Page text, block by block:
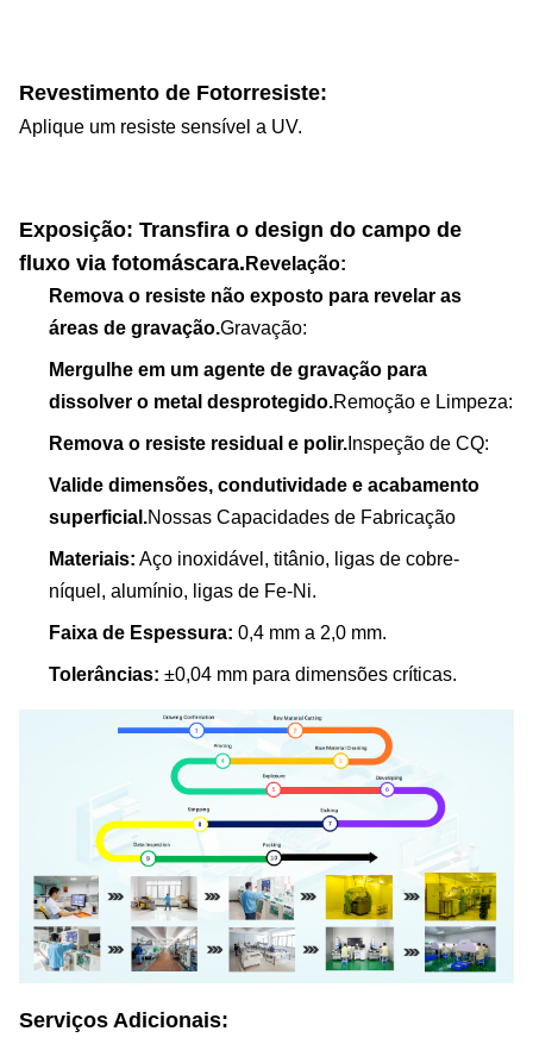
Revestimento de Fotorresiste:
Aplique um resiste sensível a UV.
Exposição: Transfira o design do campo de
fluxo via fotomáscara. Revelação:
Remova o resiste não exposto para revelar as
áreas de gravação.Gravação:
Mergulhe em um agente de gravação para
dissolver o metal desprotegido.Remoção e Limpeza:
Remova o resiste residual e polir. Inspeção de CQ:
Valide dimensões, condutividade e acabamento
superficial.Nossas Capacidades de Fabricação
Materiais: Aço inoxidável, titânio, ligas de cobre-
níquel, alumínio, ligas de Fe-Ni.
Faixa de Espessura: 0,4 mm a 2,0 mm.
Tolerâncias: ±0,04 mm para dimensões críticas.
Serviços Adicionais: